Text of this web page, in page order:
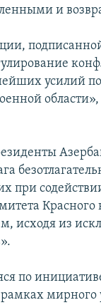
и
усилий
области»,
Красного
исходя из
по
мирного